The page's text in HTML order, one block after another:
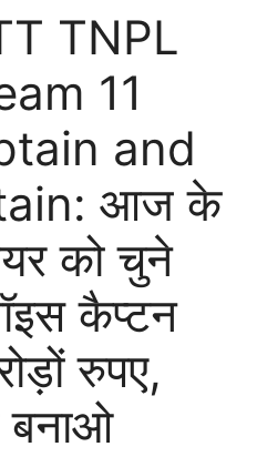
TNPL
11
and
आज के
को चुने
कैप्टन
रुपए,
बनाओ